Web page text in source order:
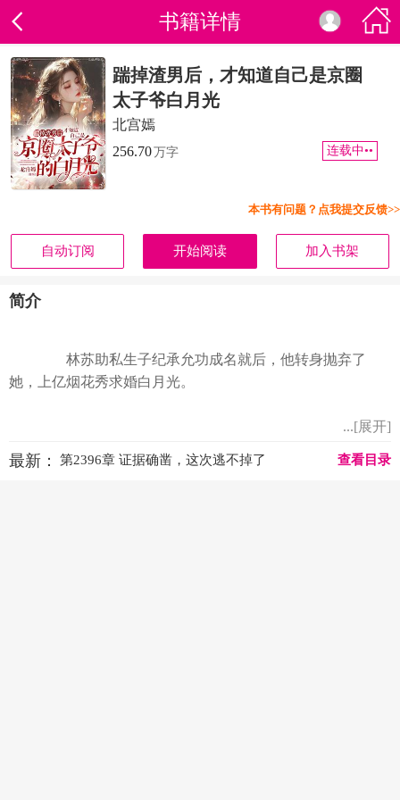
书籍详情
踹掉渣男后，才知道自己是京圈
太子爷白月光
北宫嫣
256.70万字 连载中••
本书有问题？点我提交反馈>>
自动订阅 开始阅读 加入书架
简介
林苏助私生子纪承允功成名就后，他转身抛弃了
她，上亿烟花秀求婚白月光。
...[展开]
最新： 第2396章 证据确凿，这次逃不掉了 查看目录